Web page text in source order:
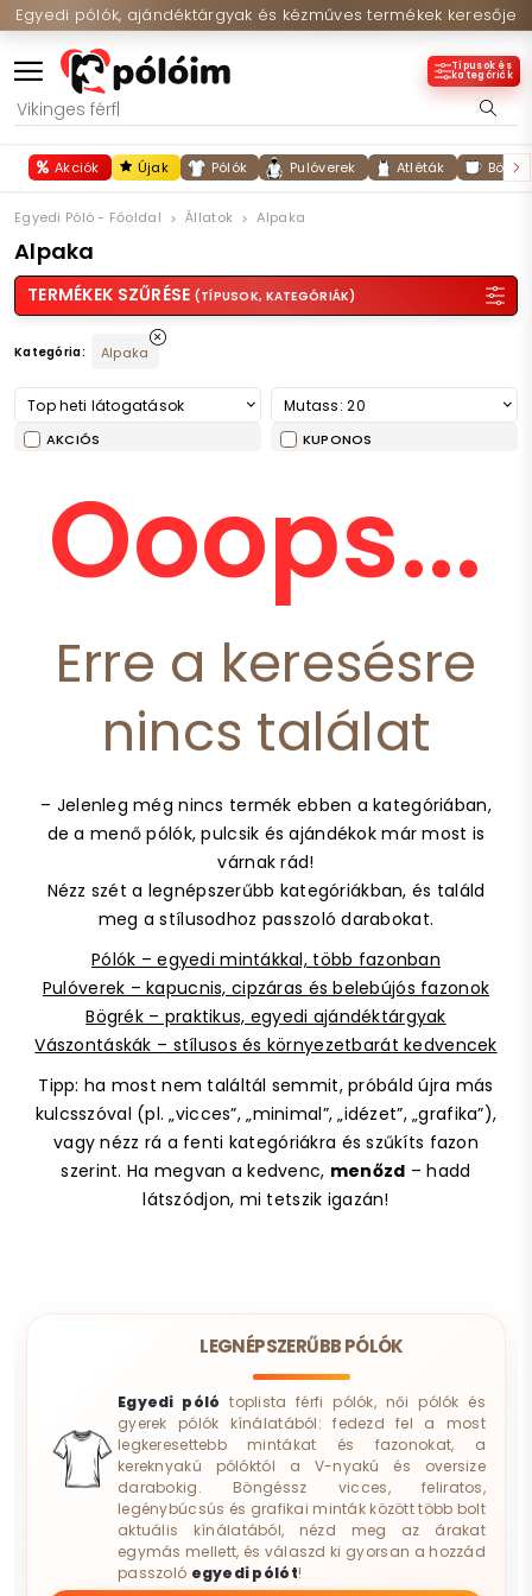
Egyedi pólók, ajándéktárgyak és kézműves termékek keresője
Típusok és
kategóriák
Akciók Újak Pólók Pulóverek Atléták
Egyedi Póló - Főoldal Állatok Alpaka
Alpaka
TERMÉKEK SZŰRÉSE (TÍPUSOK, KATEGÓRIÁK)
Kategória: Alpaka
Top heti látogatások Mutass: 20
AKCIÓS KUPONOS
Ooops...
Erre a keresésre
nincs találat
– Jelenleg még nincs termék ebben a kategóriában,
de a menő pólók, pulcsik és ajándékok már most is
várnak rád!
Nézz szét a legnépszerűbb kategóriákban, és találd
meg a stílusodhoz passzoló darabokat.
Pólók – egyedi mintákkal, több fazonban
Pulóverek – kapucnis, cipzáras és belebújós fazonok
Bögrék – praktikus, egyedi ajándéktárgyak
Vászontáskák – stílusos és környezetbarát kedvencek
Tipp: ha most nem találtál semmit, próbáld újra más
kulcsszóval (pl. „vicces”, „minimal”, „idézet”, „grafika”),
vagy nézz rá a fenti kategóriákra és szűkíts fazon
szerint. Ha megvan a kedvenc, menőzd – hadd
látszódjon, mi tetszik igazán!
LEGNÉPSZERŰBB PÓLÓK
Egyedi póló toplista férfi pólók, női pólók és
gyerek pólók kínálatából: fedezd fel a most
legkeresettebb mintákat és fazonokat, a
kereknyakú pólóktól a V-nyakú és oversize
darabokig. Böngéssz vicces, feliratos,
legénybúcsús és grafikai minták között több bolt
aktuális kínálatából, nézd meg az árakat
egymás mellett, és válaszd ki gyorsan a hozzád
passzoló egyedi pólót!